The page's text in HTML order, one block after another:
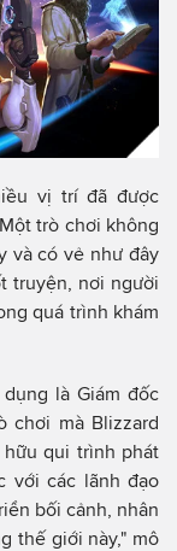
vị trí đã được
trò chơi không
và có vẻ như đây
truyện, nơi người
quá trình khám
là Giám đốc
chơi mà Blizzard
hữu qui trình phát
với các lãnh đạo
bối cảnh, nhân
thế giới này," mô